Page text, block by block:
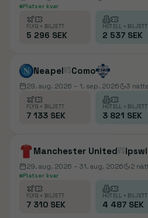
Platser kvar
FLYG + BILJETT
5 296 SEK
HOTELL + BILJETT
2 537 SEK
NeapelvsComo
29. aug. 2026 – 1. sep. 2026 3
FLYG + BILJETT
7 133 SEK
HOTELL + BILJETT
3 821 SEK
Manchester Unitedvs
29. aug. 2026 – 31. aug. 2026 2
Platser kvar
FLYG + BILJETT
7 310 SEK
HOTELL + BILJETT
4 487 SEK